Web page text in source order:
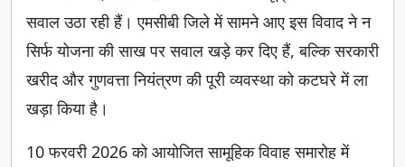
सवाल उठा रही हैं। एमसीबी जिले में सामने आए इस विवाद ने न
सिर्फ योजना की साख पर सवाल खड़े कर दिए हैं, बल्कि सरकारी
खरीद और गुणवत्ता नियंत्रण की पूरी व्यवस्था को कटघरे में ला
खड़ा किया है।
10 फरवरी 2026 को आयोजित सामूहिक विवाह समारोह में